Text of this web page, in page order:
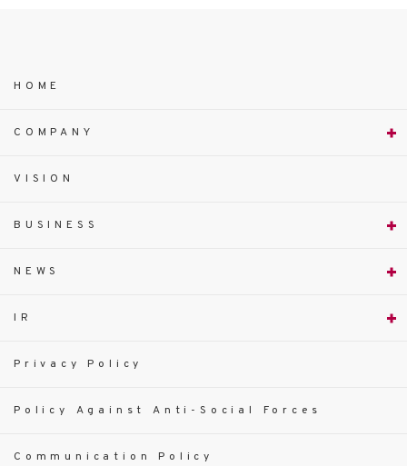
HOME
COMPANY
VISION
BUSINESS
NEWS
IR
Privacy Policy
Policy Against Anti-Social Forces
Communication Policy